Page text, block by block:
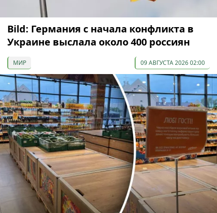
Bild: Германия с начала конфликта в
Украине выслала около 400 россиян
МИР 09 АВГУСТА 2026 02:00